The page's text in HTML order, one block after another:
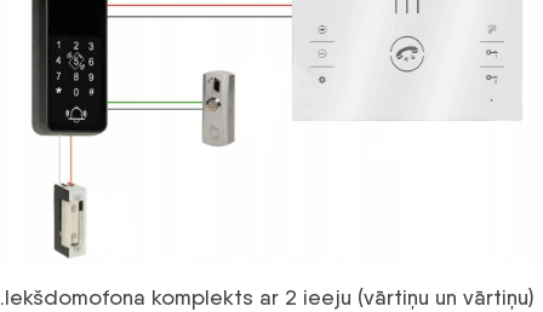
.Iekšdomofona komplekts ar 2 ieeju (vārtiņu un vārtiņu)